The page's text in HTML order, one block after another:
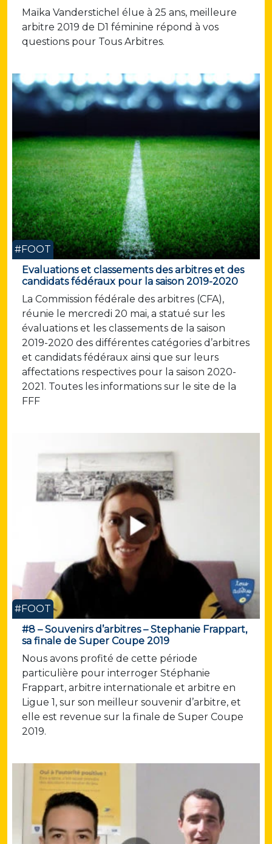
Maïka Vanderstichel élue à 25 ans, meilleure
arbitre 2019 de D1 féminine répond à vos
questions pour Tous Arbitres.
#FOOT
Evaluations et classements des arbitres et des
candidats fédéraux pour la saison 2019-2020
La Commission fédérale des arbitres (CFA),
réunie le mercredi 20 mai, a statué sur les
évaluations et les classements de la saison
2019-2020 des différentes catégories d’arbitres
et candidats fédéraux ainsi que sur leurs
affectations respectives pour la saison 2020-
2021. Toutes les informations sur le site de la
FFF
#FOOT
#8 – Souvenirs d’arbitres – Stephanie Frappart,
sa finale de Super Coupe 2019
Nous avons profité de cette période
particulière pour interroger Stéphanie
Frappart, arbitre internationale et arbitre en
Ligue 1, sur son meilleur souvenir d’arbitre, et
elle est revenue sur la finale de Super Coupe
2019.